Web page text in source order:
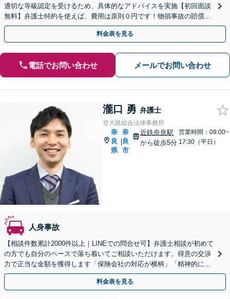
適切な等級認定を受けるため、具体的なアドバイスを実施【初回面談
無料】弁護士特約を使えば、費用は原則０円です！物損事故の賠償金
は中古車価格まで増額交渉できます【夜間面談可】
料金表を見る
電話でお問い合わせ メールでお問い合わせ
瀧口 勇 弁護士
登大路総合法律事務所
奈
良
県
|
奈
良
市
近鉄奈良駅
から徒歩5分
営業時間：09:00~
17:30（平日）
人身事故
【相談件数累計2000件以上｜LINEでの問合せ可】弁護士相談が初めて
の方でも自分のペースで落ち着いてご相談いただけます。得意の交渉
力で正当な金額を獲得します「保険会社の対応が横柄」「精神的に辛
い」等疑問を感じたらご相談を【近鉄奈良駅５分】
料金表を見る